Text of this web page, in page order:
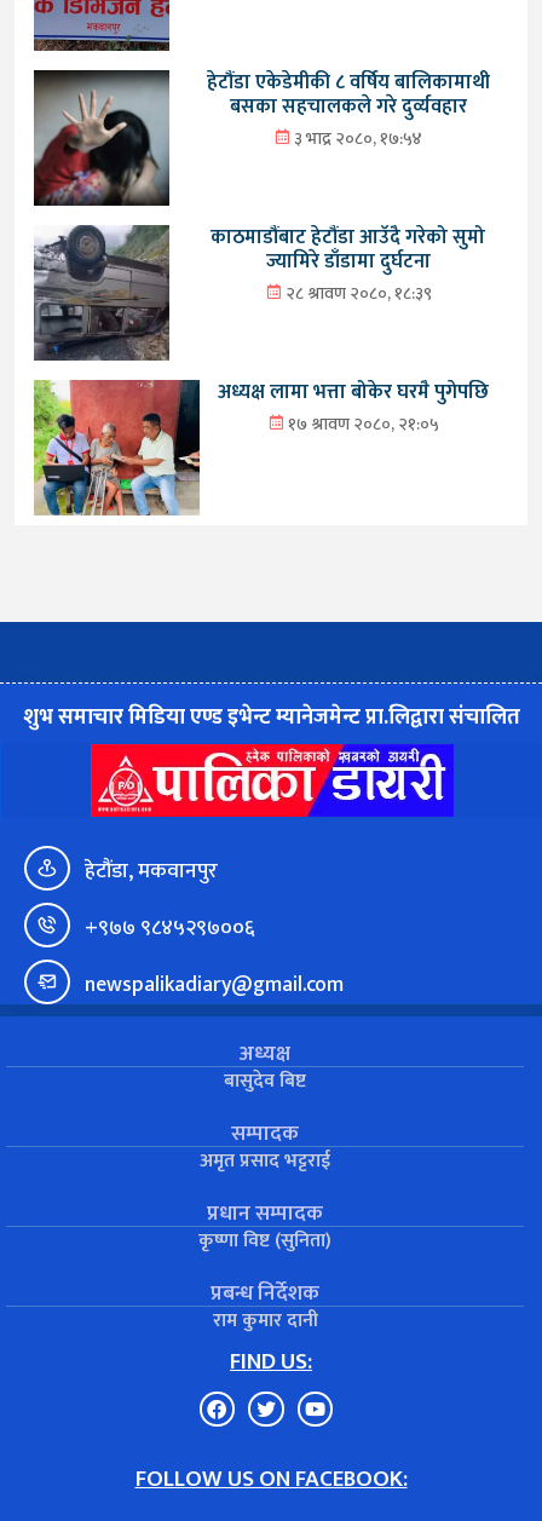
हेटौंडा एकेडेमीकी ८ वर्षिय बालिकामाथी
बसका सहचालकले गरे दुर्व्यवहार
३ भाद्र २०८०, १७:५४
काठमाडौंबाट हेटौंडा आउँदै गरेको सुमो
ज्यामिरे डाँडामा दुर्घटना
२८ श्रावण २०८०, १८:३९
अध्यक्ष लामा भत्ता बोकेर घरमै पुगेपछि
१७ श्रावण २०८०, २१:०५
शुभ समाचार मिडिया एण्ड इभेन्ट म्यानेजमेन्ट प्रा.लिद्वारा संचालित
हेटौंडा, मकवानपुर
+९७७ ९८४५२९७००६
newspalikadiary@gmail.com
अध्यक्ष
बासुदेव बिष्ट
सम्पादक
अमृत प्रसाद भट्टराई
प्रधान सम्पादक
कृष्णा विष्ट (सुनिता)
प्रबन्ध निर्देशक
राम कुमार दानी
FIND US:
FOLLOW US ON FACEBOOK: